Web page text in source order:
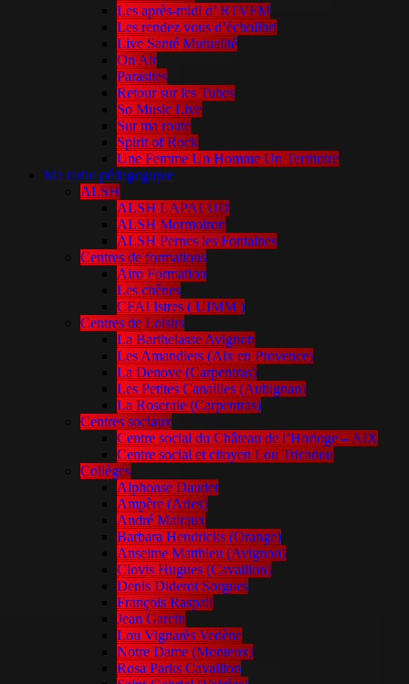
Les après-midi d’ RTVFM
Les rendez vous d’écholibri
Live Santé Mutualité
On Air
Parasites
Retour sur les Tubes
So Music Live
Sur ma route
Spirit of Rock
Une Femme Un Homme Un Territoire
Ma radio pédagogique
ALSH
ALSH LAPALUD
ALSH Mormoiron
ALSH Pernes les Fontaines
Centres de formations
Airo Formation
Les chênes
CFAI Istres ( UIMM )
Centres de Loisirs
La Barthelasse Avignon
Les Amandiers (Aix en Provence)
La Denove (Carpentras)
Les Petites Canailles (Aubignan)
La Roseraie (Carpentras)
Centres sociaux
Centre social du Château de l’Horloge – AIX
Centre social et citoyen Lou Tricadou
Collèges
Alphonse Daudet
Ampère (Arles)
André Malraux
Barbara Hendricks (Orange)
Anselme Matthieu (Avignon)
Clovis Hugues (Cavaillon)
Denis Diderot Sorgues
François Raspail
Jean Garcin
Lou Vignarès Vedène
Notre Dame (Monteux)
Rosa Parks Cavaillon